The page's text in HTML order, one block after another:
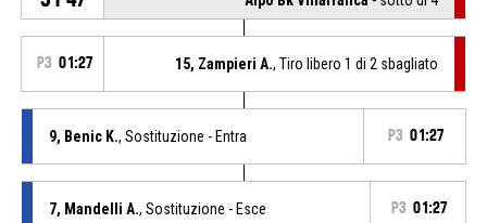
P3 01:27 15, Zampieri A., Tiro libero 1 di 2 sbagliato
9, Benic K., Sostituzione - Entra P3 01:27
7, Mandelli A., Sostituzione - Esce P3 01:27